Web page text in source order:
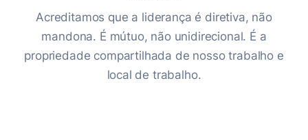
Acreditamos que a liderança é diretiva, não
mandona. É mútuo, não unidirecional. É a
propriedade compartilhada de nosso trabalho e
local de trabalho.